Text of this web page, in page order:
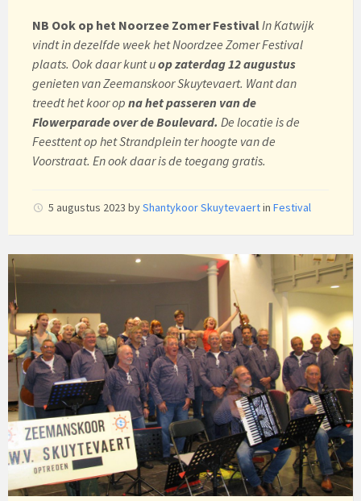
NB Ook op het Noorzee Zomer FestivalIn Katwijk
vindt in dezelfde week het Noordzee Zomer Festival
plaats. Ook daar kunt uop zaterdag 12 augustus
genieten van Zeemanskoor Skuytevaert. Want dan
treedt het koor op na het passeren van de
Flowerparade over de Boulevard. De locatie is de
Feesttent op het Strandplein ter hoogte van de
Voorstraat. En ook daar is de toegang gratis.
5 augustus 2023 byShantykoor Skuytevaertin Festival